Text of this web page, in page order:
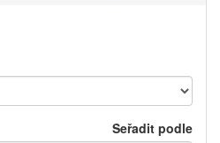
Seřadit podle